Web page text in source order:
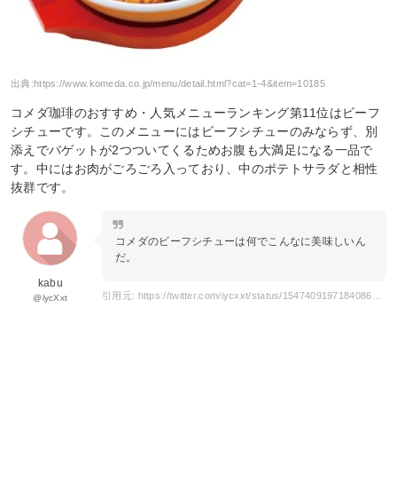
出典:https://www.komeda.co.jp/menu/detail.html?cat=1-4&item=10185
コメダ珈琲のおすすめ・人気メニューランキング第11位はビーフ
シチューです。このメニューにはビーフシチューのみならず、別
添えでバゲットが2つついてくるためお腹も大満足になる一品で
す。中にはお肉がごろごろ入っており、中のポテトサラダと相性
抜群です。
kabu
@lycXxt
コメダのビーフシチューは何でこんなに美味しいん
だ。